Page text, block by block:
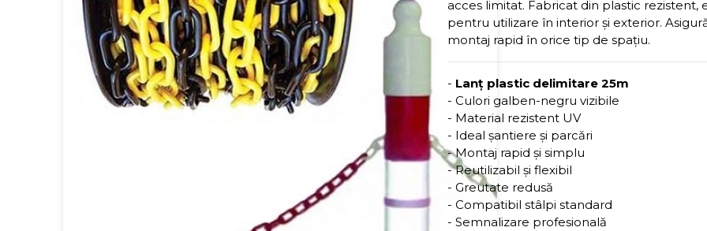
acces limitat. Fabricat din plastic rezistent,
pentru utilizare în interior și exterior.
montaj rapid în orice tip de spațiu.
- Lanț plastic delimitare 25m
- Culori galben-negru vizibile
- Material rezistent UV
- Ideal șantiere și parcări
- Montaj rapid și simplu
- Reutilizabil și flexibil
- Greutate redusă
- Compatibil stâlpi standard
- Semnalizare profesională